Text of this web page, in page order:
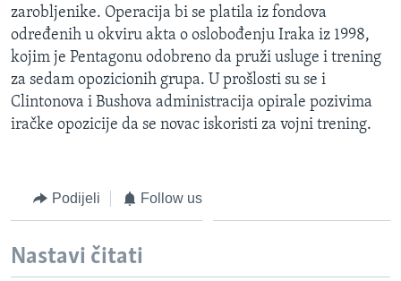
PRATITE NAS
Jezici
zarobljenike. Operacija bi se platila iz fondova
određenih u okviru akta o oslobođenju Iraka iz 1998,
kojim je Pentagonu odobreno da pruži usluge i trening
za sedam opozicionih grupa. U prošlosti su se i
Clintonova i Bushova administracija opirale pozivima
iračke opozicije da se novac iskoristi za vojni trening.
Podijeli Follow us
Nastavi čitati